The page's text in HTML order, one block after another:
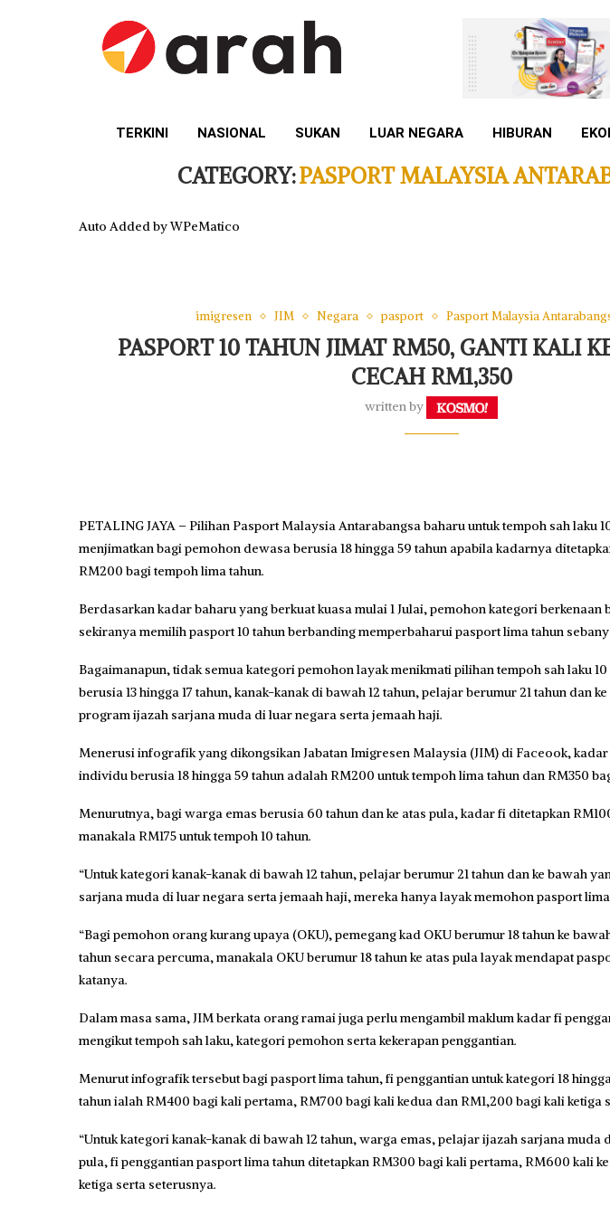
TERKINI NASIONAL SUKAN LUAR NEGARA HIBURAN
CATEGORY:PASPORT MALAYSIA
Auto Added by WPeMatico
imigresen JIM Negara pasport Pasport Malaysia
PASPORT 10 TAHUN JIMAT RM50, GANTI KALI
CECAH RM1,350
written by
PETALING JAYA – Pilihan Pasport Malaysia Antarabangsa baharu untuk tempoh sah laku
menjimatkan bagi pemohon dewasa berusia 18 hingga 59 tahun apabila kadarnya
RM200 bagi tempoh lima tahun.
Berdasarkan kadar baharu yang berkuat kuasa mulai 1 Julai, pemohon kategori berkenaan
sekiranya memilih pasport 10 tahun berbanding memperbaharui pasport lima tahun
Bagaimanapun, tidak semua kategori pemohon layak menikmati pilihan tempoh sah laku
berusia 13 hingga 17 tahun, kanak-kanak di bawah 12 tahun, pelajar berumur 21 tahun dan
program ijazah sarjana muda di luar negara serta jemaah haji.
Menerusi infografik yang dikongsikan Jabatan Imigresen Malaysia (JIM) di Faceook,
individu berusia 18 hingga 59 tahun adalah RM200 untuk tempoh lima tahun dan RM350
Menurutnya, bagi warga emas berusia 60 tahun dan ke atas pula, kadar fi ditetapkan
manakala RM175 untuk tempoh 10 tahun.
“Untuk kategori kanak-kanak di bawah 12 tahun, pelajar berumur 21 tahun dan ke bawah
sarjana muda di luar negara serta jemaah haji, mereka hanya layak memohon pasport
“Bagi pemohon orang kurang upaya (OKU), pemegang kad OKU berumur 18 tahun ke
tahun secara percuma, manakala OKU berumur 18 tahun ke atas pula layak mendapat
katanya.
Dalam masa sama, JIM berkata orang ramai juga perlu mengambil maklum kadar fi
mengikut tempoh sah laku, kategori pemohon serta kekerapan penggantian.
Menurut infografik tersebut bagi pasport lima tahun, fi penggantian untuk kategori 18 hingga
tahun ialah RM400 bagi kali pertama, RM700 bagi kali kedua dan RM1,200 bagi kali ketiga
“Untuk kategori kanak-kanak di bawah 12 tahun, warga emas, pelajar ijazah sarjana muda
pula, fi penggantian pasport lima tahun ditetapkan RM300 bagi kali pertama, RM600 kali
ketiga serta seterusnya.